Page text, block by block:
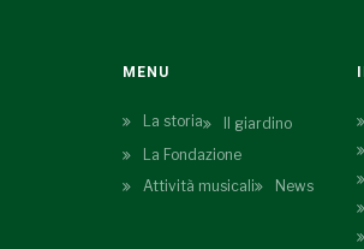
MENU
La storia
Il giardino
La Fondazione
Attività musicali
News